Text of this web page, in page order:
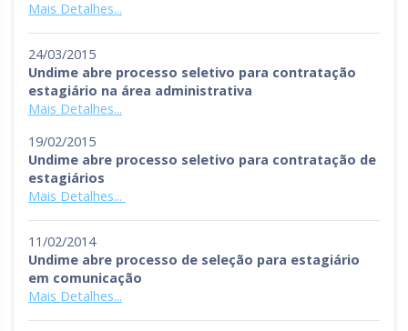
Mais Detalhes...
24/03/2015
Undime abre processo seletivo para contratação
estagiário na área administrativa
Mais Detalhes...
19/02/2015
Undime abre processo seletivo para contratação de
estagiários
Mais Detalhes...
11/02/2014
Undime abre processo de seleção para estagiário
em comunicação
Mais Detalhes...